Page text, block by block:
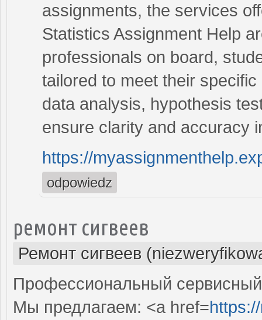
assignments, the services
Statistics Assignment Help
professionals on board,
tailored to meet their
data analysis, hypothesis
ensure clarity and accuracy
https://
odpowiedz
ремонт сигвеев
Ремонт сигвеев
Профессиональный
Мы предлагаем: <a href=